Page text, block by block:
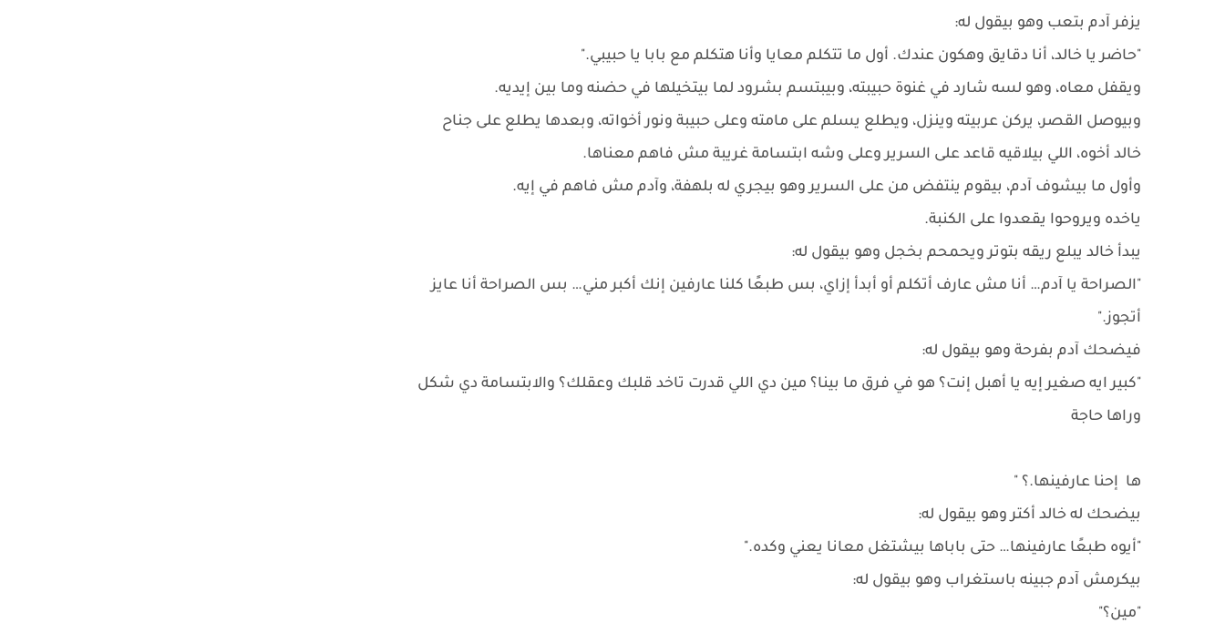
يزفر آدم بتعب وهو بيقول له:
"حاضر يا خالد، أنا دقايق وهكون عندك. أول ما تتكلم معايا وأنا هتكلم مع بابا يا حبيبي."
ويقفل معاه، وهو لسه شارد في غنوة حبيبته، وبيبتسم بشرود لما بيتخيلها في حضنه وما بين إيديه.
وبيوصل القصر، يركن عربيته وينزل، ويطلع يسلم على مامته وعلى حبيبة ونور أخواته، وبعدها يطلع على جناح
خالد أخوه، اللي بيلاقيه قاعد على السرير وعلى وشه ابتسامة غريبة مش فاهم معناها.
وأول ما بيشوف آدم، بيقوم ينتفض من على السرير وهو بيجري له بلهفة، وآدم مش فاهم في إيه.
ياخده ويروحوا يقعدوا على الكنبة.
يبدأ خالد يبلع ريقه بتوتر ويحمحم بخجل وهو بيقول له:
"الصراحة يا آدم… أنا مش عارف أتكلم أو أبدأ إزاي، بس طبعًا كلنا عارفين إنك أكبر مني… بس الصراحة أنا عايز
أتجوز."
فيضحك آدم بفرحة وهو بيقول له:
"كبير ايه صغير إيه يا أهبل إنت؟ هو في فرق ما بينا؟ مين دي اللي قدرت تاخد قلبك وعقلك؟ والابتسامة دي شكل
وراها حاجة
ها إحنا عارفينها.؟ "
بيضحك له خالد أكتر وهو بيقول له:
"أيوه طبعًا عارفينها… حتى باباها بيشتغل معانا يعني وكده."
بيكرمش آدم جبينه باستغراب وهو بيقول له:
"مين؟"